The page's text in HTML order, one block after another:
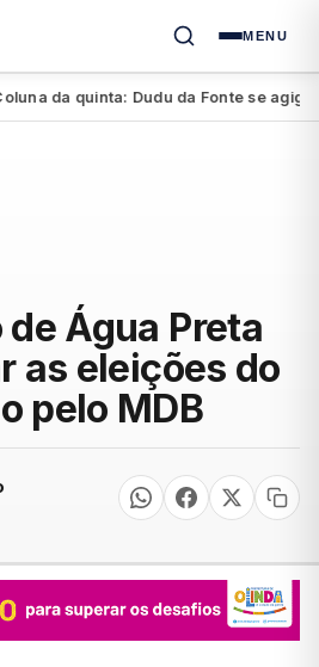
MENU
da quinta: Dudu da Fonte se agiganta
Água Preta
as eleições do
pelo MDB